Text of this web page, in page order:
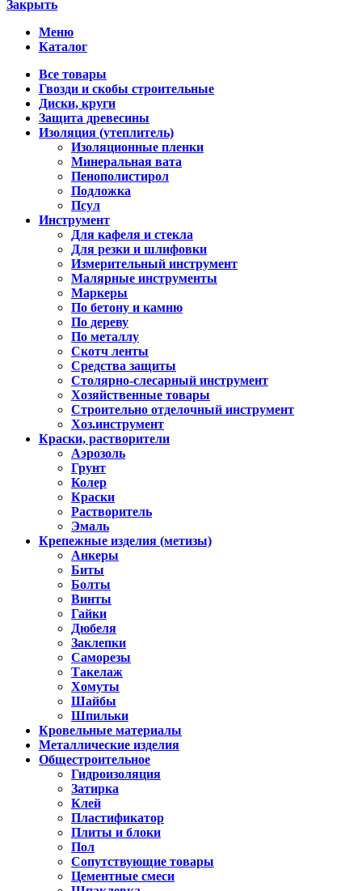
Закрыть
Меню
Каталог
Все товары
Гвозди и скобы строительные
Диски, круги
Защита древесины
Изоляция (утеплитель)
Изоляционные пленки
Минеральная вата
Пенополистирол
Подложка
Псул
Инструмент
Для кафеля и стекла
Для резки и шлифовки
Измерительный инструмент
Малярные инструменты
Маркеры
По бетону и камню
По дереву
По металлу
Скотч ленты
Средства защиты
Столярно-слесарный инструмент
Хозяйственные товары
Строительно отделочный инструмент
Хоз.инструмент
Краски, растворители
Аэрозоль
Грунт
Колер
Краски
Растворитель
Эмаль
Крепежные изделия (метизы)
Анкеры
Биты
Болты
Винты
Гайки
Дюбеля
Заклепки
Саморезы
Такелаж
Хомуты
Шайбы
Шпильки
Кровельные материалы
Металлические изделия
Общестроительное
Гидроизоляция
Затирка
Клей
Пластификатор
Плиты и блоки
Пол
Сопутствующие товары
Цементные смеси